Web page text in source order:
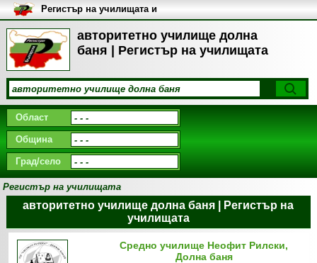
авторитетно училище долна
баня | Регистър на училищата
Регистър на училищата и
университетите в България
Област
Община
Град/село
Регистър на училищата
авторитетно училище долна баня | Регистър на
училищата
Средно училище Неофит Рилски,
Долна баня